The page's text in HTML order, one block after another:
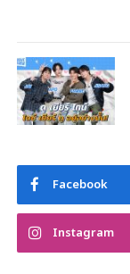
Facebook
Instagram